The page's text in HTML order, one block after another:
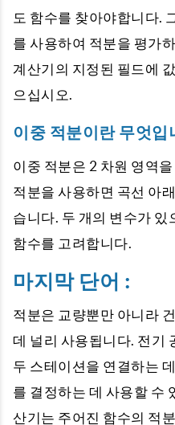
도 함수를 찾아야합니다.
를 사용하여 적분을 평가
계산기의 지정된 필드에
으십시오.
이중 적분이란 무엇입
이중 적분은 2 차원 영역
적분을 사용하면 곡선 아
습니다. 두 개의 변수가 있
함수를 고려합니다.
마지막 단어 :
적분은 교량뿐만 아니라
데 널리 사용됩니다. 전기
두 스테이션을 연결하는
를 결정하는 데 사용할 수
산기는 주어진 함수의 적